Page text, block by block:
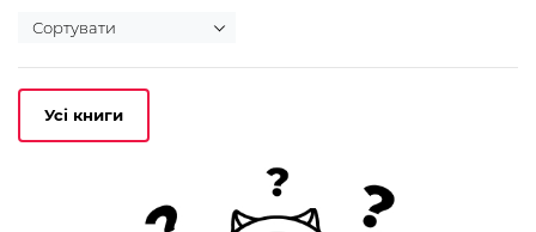
Усі книги